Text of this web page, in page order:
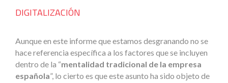
DIGITALIZACIÓN
Aunque en este informe que estamos desgranando no se
hace referencia específica a los factores que se incluyen
dentro de la “mentalidad tradicional de la empresa
española”, lo cierto es que este asunto ha sido objeto de